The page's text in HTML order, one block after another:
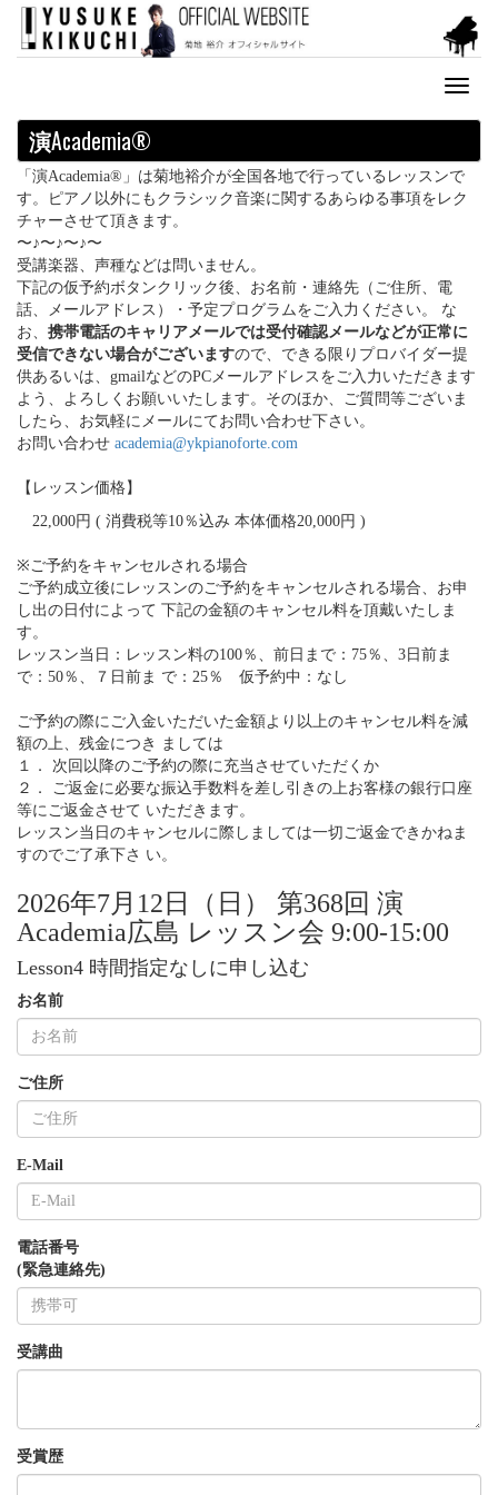
Toggle
演Academia®
「演Academia®」は菊地裕介が全国各地で行っているレッスンで
す。ピアノ以外にもクラシック音楽に関するあらゆる事項をレク
チャーさせて頂きます。
〜♪〜♪〜♪〜
受講楽器、声種などは問いません。
下記の仮予約ボタンクリック後、お名前・連絡先（ご住所、電
話、メールアドレス）・予定プログラムをご入力ください。 な
お、 携帯電話のキャリアメールでは受付確認メールなどが正常に
受信できない場合がございますので、できる限りプロバイダー提
供あるいは、gmailなどのPCメールアドレスをご入力いただきます
よう、よろしくお願いいたします。そのほか、ご質問等ございま
したら、お気軽にメールにてお問い合わせ下さい。
お問い合わせ academia@ykpianoforte.com
【レッスン価格】
22,000円 ( 消費税等10％込み 本体価格20,000円 )
※ご予約をキャンセルされる場合
ご予約成立後にレッスンのご予約をキャンセルされる場合、お申
し出の日付によって 下記の金額のキャンセル料を頂戴いたしま
す。
レッスン当日：レッスン料の100％、前日まで：75％、3日前ま
で：50％、７日前ま で：25％ 仮予約中：なし
ご予約の際にご入金いただいた金額より以上のキャンセル料を減
額の上、残金につき ましては
１． 次回以降のご予約の際に充当させていただくか
２． ご返金に必要な振込手数料を差し引きの上お客様の銀行口座
等にご返金させて いただきます。
レッスン当日のキャンセルに際しましては一切ご返金できかねま
すのでご了承下さ い。
2026年7月12日（日） 第368回 演
Academia広島 レッスン会 9:00-15:00
Lesson4 時間指定なしに申し込む
お名前
ご住所
E-Mail
電話番号
(緊急連絡先)
受講曲
受賞歴